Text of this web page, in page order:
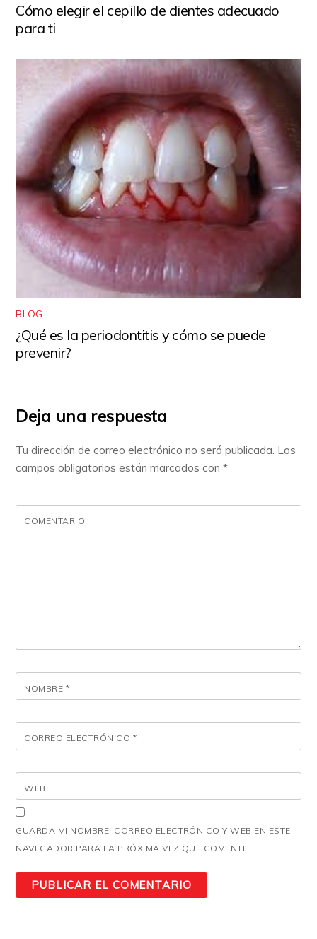
Cómo elegir el cepillo de dientes adecuado
para ti
BLOG
¿Qué es la periodontitis y cómo se puede
prevenir?
Deja una respuesta
Tu dirección de correo electrónico no será publicada. Los
campos obligatorios están marcados con*
COMENTARIO
NOMBRE *
CORREO ELECTRÓNICO *
WEB
GUARDA MI NOMBRE, CORREO ELECTRÓNICO Y WEB EN ESTE
NAVEGADOR PARA LA PRÓXIMA VEZ QUE COMENTE.